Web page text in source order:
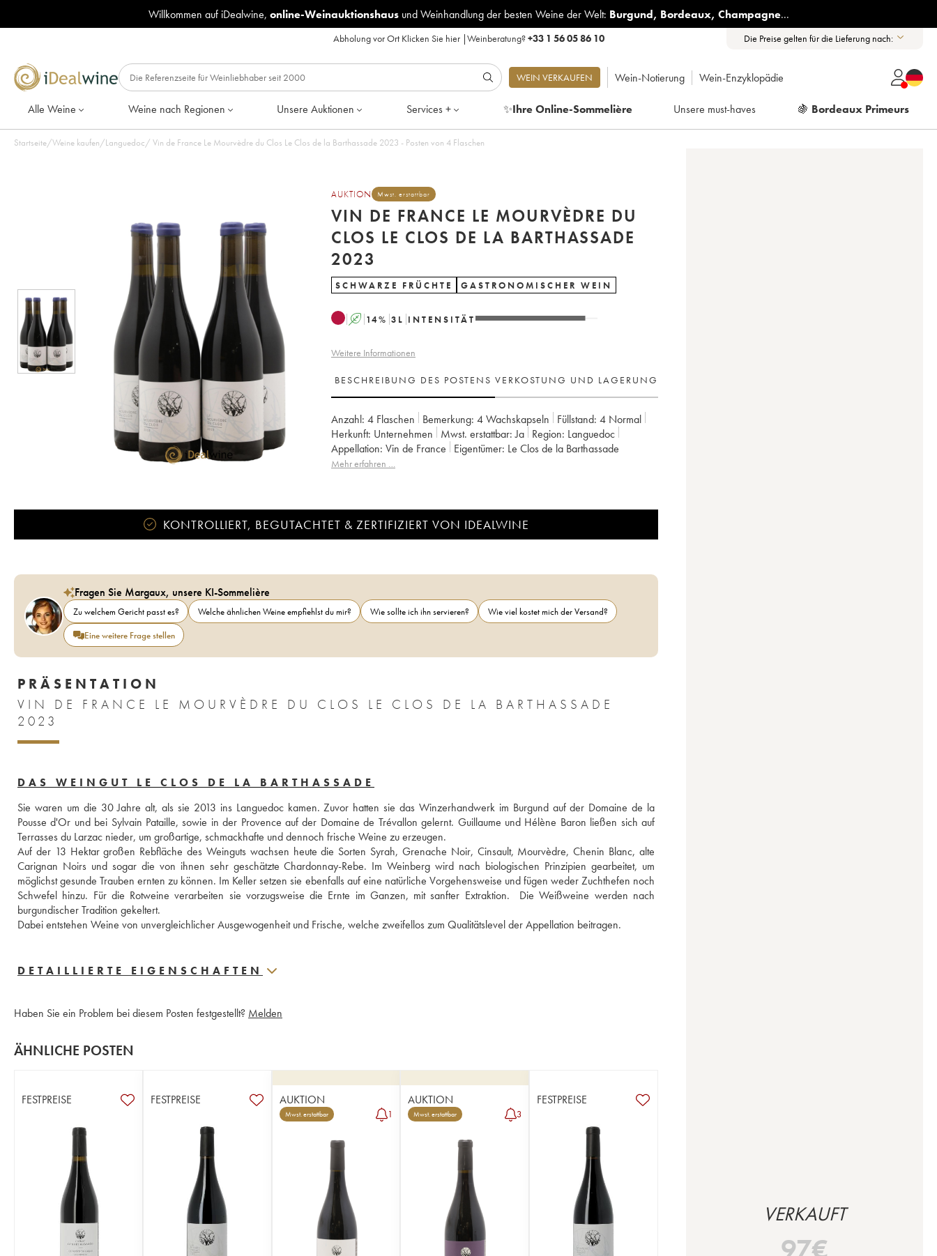
Willkommen auf iDealwine, online-Weinauktionshausund Weinhandlung der besten Weine der Welt: Burgund, Bordeaux, Champagne...
Abholung vor Ort Klicken Sie hier|Weinberatung?+33 1 56 05 86 10 Die Preise gelten für die Lieferung nach:
WEIN VERKAUFEN Wein-Notierung Wein-Enzyklopädie
Alle Weine Weine nach Regionen Unsere Auktionen Services + ✨Ihre Online-Sommelière Unsere must-haves 🍇 Bordeaux Primeurs
Startseite/Weine kaufen/Languedoc/ Vin de France Le Mourvèdre du Clos Le Clos de la Barthassade 2023 - Posten von 4 Flaschen
AUKTION Mwst. erstattbar
VIN DE FRANCE LE MOURVÈDRE DU
CLOS LE CLOS DE LA BARTHASSADE
2023
SCHWARZE FRÜCHTE GASTRONOMISCHER WEIN
A 14% 3 L INTENSITÄT
Weitere Informationen
BESCHREIBUNG DES POSTENS VERKOSTUNG UND LAGERUNG
Anzahl: 4 Flaschen Bemerkung: 4 Wachskapseln Füllstand: 4 Normal
Herkunft:
unternehmen Mwst. erstattbar: ja Region: Languedoc
Appellation:
Vin de France Eigentümer: Le Clos de la Barthassade
Mehr erfahren …
KONTROLLIERT, BEGUTACHTET & ZERTIFIZIERT VON IDEALWINE
Fragen Sie Margaux, unsere KI-Sommelière
Zu welchem Gericht passt es? Welche ähnlichen Weine empfiehlst du mir? Wie sollte ich ihn servieren?
Wie viel kostet mich der Versand?
Eine weitere Frage stellen
PRÄSENTATION
VIN DE FRANCE LE MOURVÈDRE DU CLOS LE CLOS DE LA BARTHASSADE
2023
DAS WEINGUT LE CLOS DE LA BARTHASSADE
Sie waren um die 30 Jahre alt, als sie 2013 ins Languedoc kamen. Zuvor hatten sie das Winzerhandwerk im Burgund auf der Domaine de la
Pousse d'Or und bei Sylvain Pataille, sowie in der Provence auf der Domaine de Trévallon gelernt. Guillaume und Hélène Baron ließen sich auf
Terrasses du Larzac nieder, um großartige, schmackhafte und dennoch frische Weine zu erzeugen.
Auf der 13 Hektar großen Rebfläche des Weinguts wachsen heute die Sorten Syrah, Grenache Noir, Cinsault, Mourvèdre, Chenin Blanc, alte
Carignan Noirs und sogar die von ihnen sehr geschätzte Chardonnay-Rebe. Im Weinberg wird nach biologischen Prinzipien gearbeitet, um
möglichst gesunde Trauben ernten zu können. Im Keller setzen sie ebenfalls auf eine natürliche Vorgehensweise und fügen weder Zuchthefen noch
Schwefel hinzu. Für die Rotweine verarbeiten sie vorzugsweise die Ernte im Ganzen, mit sanfter Extraktion.  Die Weißweine werden nach
burgundischer Tradition gekeltert.
DETAILLIERTE EIGENSCHAFTEN
Haben Sie ein Problem bei diesem Posten festgestellt? Melden
ÄHNLICHE POSTEN
FESTPREISE FESTPREISE AUKTION
Mwst. erstattbar 1
AUKTION
Mwst. erstattbar 3
FESTPREISE
VERKAUFT